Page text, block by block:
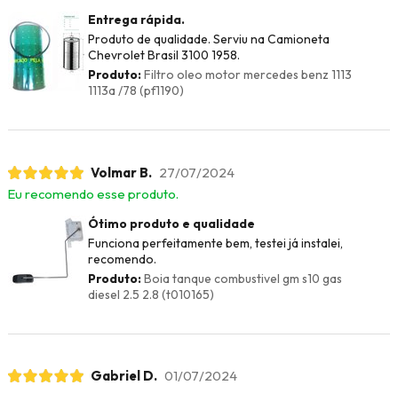
Entrega rápida.
Produto de qualidade. Serviu na Camioneta
Chevrolet Brasil 3100 1958.
Produto:Filtro oleo motor mercedes benz 1113
1113a /78 (pf1190)
Volmar B. 27/07/2024
Eu recomendo esse produto.
Ótimo produto e qualidade
Funciona perfeitamente bem, testei já instalei,
recomendo.
Produto:Boia tanque combustivel gm s10 gas
diesel 2.5 2.8 (t010165)
Gabriel D. 01/07/2024